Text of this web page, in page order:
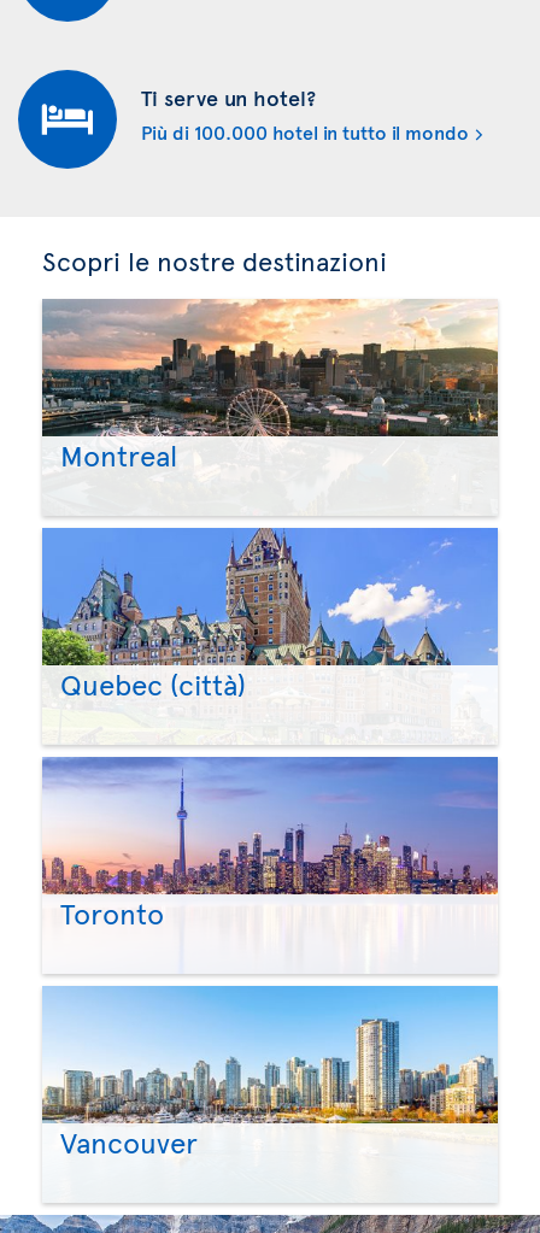
Ti serve un hotel?
Più di 100.000 hotel in tutto il mondo
Scopri le nostre destinazioni
Montreal
Quebec (città)
Toronto
Vancouver